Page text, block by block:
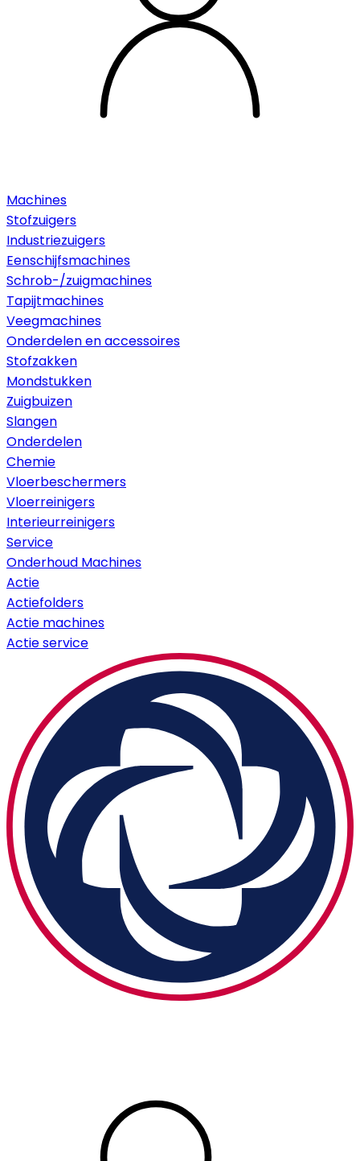
Machines
Stofzuigers
Industriezuigers
Eenschijfsmachines
Schrob-/zuigmachines
Tapijtmachines
Veegmachines
Onderdelen en accessoires
Stofzakken
Mondstukken
Zuigbuizen
Slangen
Onderdelen
Chemie
Vloerbeschermers
Vloerreinigers
Interieurreinigers
Service
Onderhoud Machines
Actie
Actiefolders
Actie machines
Actie service